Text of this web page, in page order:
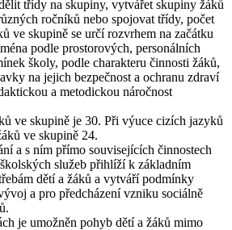
třídy na skupiny, vytvářet skupiny žáků
ročníků nebo spojovat třídy, počet
ve skupině se určí rozvrhem na začátku
podle prostorových, personálních
školy, podle charakteru činnosti žáků,
na jejich bezpečnost a ochranu zdraví
a metodickou náročnost
ve skupině je 30. Při výuce cizích jazyků
ve skupině 24.
a s ním přímo souvisejících činnostech
služeb přihlíží k základním
dětí a žáků a vytváří podmínky
a pro předcházení vzniku sociálně
je umožněn pohyb dětí a žáků mimo